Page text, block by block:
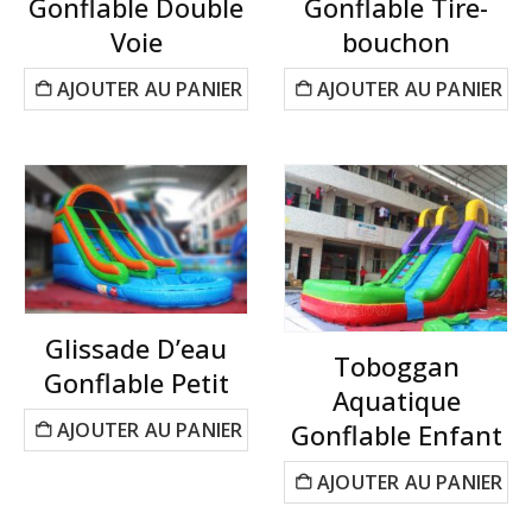
Gonflable Double
Voie
AJOUTER AU PANIER
Gonflable Tire-
bouchon
AJOUTER AU PANIER
Glissade D’eau
Gonflable Petit
AJOUTER AU PANIER
Toboggan
Aquatique
Gonflable Enfant
AJOUTER AU PANIER